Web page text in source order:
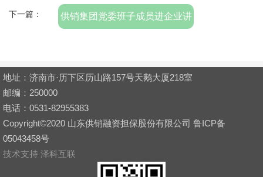
下一篇： 供销集团党委班子成员进企业讲
地址：济南市·历下区历山路157号天鹅大厦218室
邮编：250000
电话：0531-82955383
Copyright©2020 山东供销融资担保股份有限公司 鲁ICP备
05043458号
技术支持 泽科互联